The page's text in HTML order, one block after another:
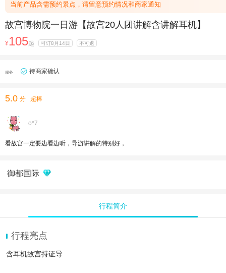
当前产品含需预约景点，请留意预约情况和商家通知
故宫博物院一日游【故宫20人团讲解含讲解耳机】
¥105起 可订8月14日 不可退
服务 待商家确认
5.0 分 超棒
o*7
看故宫一定要边看边听，导游讲解的特别好，
御都国际
行程简介
行程亮点
含耳机故宫持证导